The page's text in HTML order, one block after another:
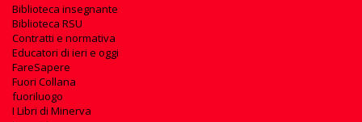
Biblioteca insegnante
Biblioteca RSU
Contratti e normativa
Educatori di ieri e oggi
FareSapere
Fuori Collana
fuoriluogo
I Libri di Minerva